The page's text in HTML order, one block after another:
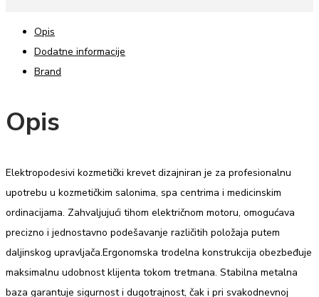
Opis
Dodatne informacije
Brand
Opis
Elektropodesivi kozmetički krevet dizajniran je za profesionalnu
upotrebu u kozmetičkim salonima, spa centrima i medicinskim
ordinacijama. Zahvaljujući tihom električnom motoru, omogućava
precizno i jednostavno podešavanje različitih položaja putem
daljinskog upravljača.Ergonomska trodelna konstrukcija obezbeđuje
maksimalnu udobnost klijenta tokom tretmana. Stabilna metalna
baza garantuje sigurnost i dugotrajnost, čak i pri svakodnevnoj